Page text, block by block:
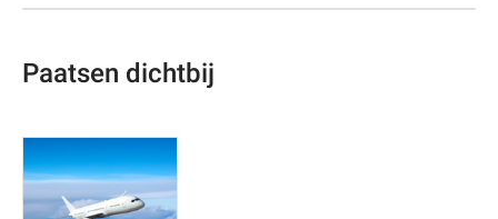
Paatsen dichtbij